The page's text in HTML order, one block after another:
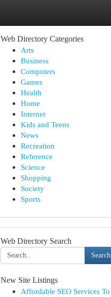
Web Directory Categories
Arts
Business
Computers
Games
Health
Home
Internet
Kids and Teens
News
Recreation
Reference
Science
Shopping
Society
Sports
Web Directory Search
Search
New Site Listings
Affordable SEO Services To